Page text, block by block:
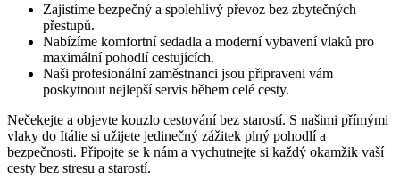
Zajistíme bezpečný a spolehlivý převoz bez zbytečných
přestupů.
Nabízíme komfortní sedadla a moderní vybavení vlaků pro
maximální pohodlí cestujících.
Naši profesionální zaměstnanci jsou připraveni vám
poskytnout nejlepší servis během celé cesty.
Nečekejte a objevte kouzlo cestování bez starostí. S našimi přímými
vlaky do Itálie si užijete jedinečný zážitek plný pohodlí a
bezpečnosti. Připojte se k nám a vychutnejte si každý okamžik vaší
cesty bez stresu a starostí.